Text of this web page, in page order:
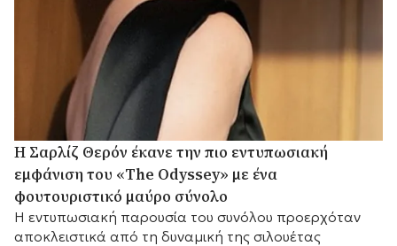
Η Σαρλίζ Θερόν έκανε την πιο εντυπωσιακή
εμφάνιση του «The Odyssey» με ένα
φουτουριστικό μαύρο σύνολο
Η εντυπωσιακή παρουσία του συνόλου προερχόταν
αποκλειστικά από τη δυναμική της σιλουέτας